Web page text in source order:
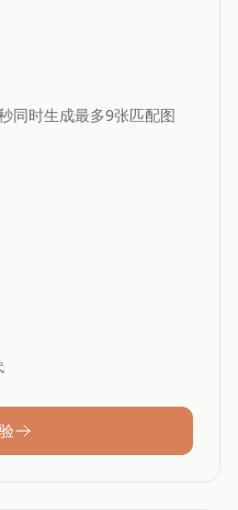
同时生成最多9张匹配图